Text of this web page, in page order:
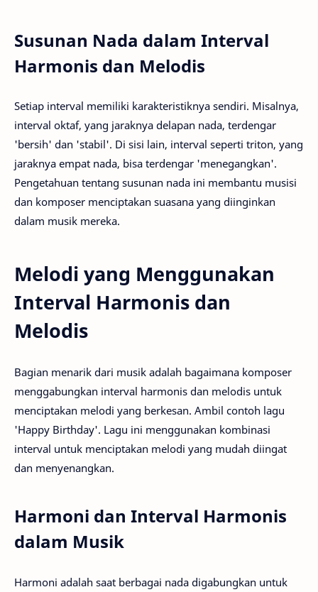
Susunan Nada dalam Interval
Harmonis dan Melodis
Setiap interval memiliki karakteristiknya sendiri. Misalnya,
interval oktaf, yang jaraknya delapan nada, terdengar
'bersih' dan 'stabil'. Di sisi lain, interval seperti triton, yang
jaraknya empat nada, bisa terdengar 'menegangkan'.
Pengetahuan tentang susunan nada ini membantu musisi
dan komposer menciptakan suasana yang diinginkan
dalam musik mereka.
Melodi yang Menggunakan
Interval Harmonis dan
Melodis
Bagian menarik dari musik adalah bagaimana komposer
menggabungkan interval harmonis dan melodis untuk
menciptakan melodi yang berkesan. Ambil contoh lagu
'Happy Birthday'. Lagu ini menggunakan kombinasi
interval untuk menciptakan melodi yang mudah diingat
dan menyenangkan.
Harmoni dan Interval Harmonis
dalam Musik
Harmoni adalah saat berbagai nada digabungkan untuk